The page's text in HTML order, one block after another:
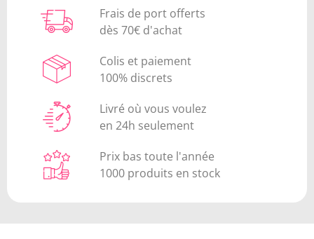
Frais de port offerts
dès 70€ d'achat
Colis et paiement
100% discrets
Livré où vous voulez
en 24h seulement
Prix bas toute l'année
1000 produits en stock